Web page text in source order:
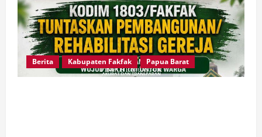
Berita Kabupaten Fakfak Papua Barat